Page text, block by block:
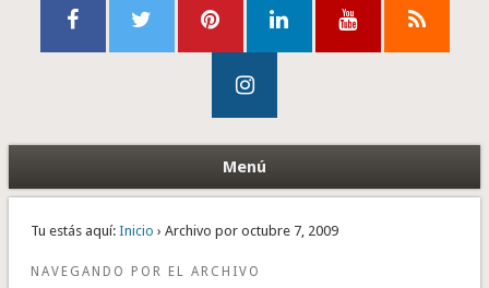
Menú
Tu estás aquí: Inicio › Archivo por octubre 7, 2009
NAVEGANDO POR EL ARCHIVO